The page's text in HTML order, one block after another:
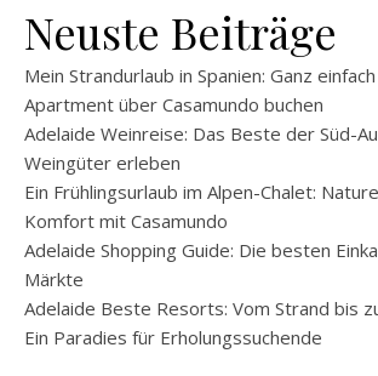
Neuste Beiträge
Mein Strandurlaub in Spanien: Ganz
Apartment über Casamundo buchen
Adelaide Weinreise: Das Beste der Süd-
Weingüter erleben
Ein Frühlingsurlaub im Alpen-Chalet:
Komfort mit Casamundo
Adelaide Shopping Guide: Die besten
Märkte
Adelaide Beste Resorts: Vom Strand bis
Ein Paradies für Erholungssuchende